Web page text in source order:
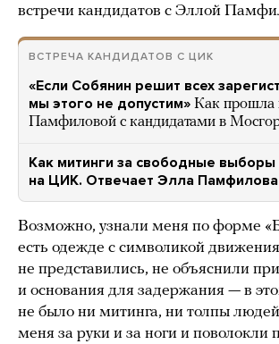
встречи кандидатов с Эллой
ВСТРЕЧА КАНДИДАТОВ С ЦИК
«Если Собянин решит всех
мы этого не допустим» Как прошла
Памфиловой с кандидатами в
Как митинги за свободные
на ЦИК. Отвечает Элла Памфилова
Возможно, узнали меня по форме
есть одежде с символикой
не представились, не объяснили
и основания для задержания — в
не было ни митинга, ни толпы
меня за руки и за ноги и поволокли